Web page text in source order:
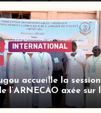
INTERNATIONAL
accueille la session
l’ARNECAO axée sur
artificielle